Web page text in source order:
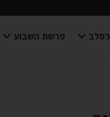
פרשת השבוע